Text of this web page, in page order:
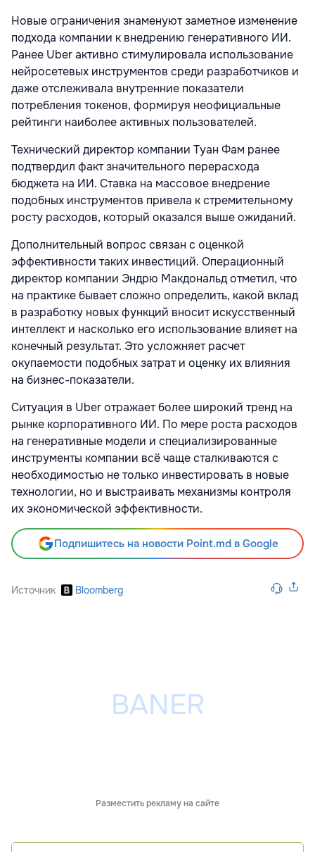
Новые ограничения знаменуют заметное изменение
подхода компании к внедрению генеративного ИИ.
Ранее Uber активно стимулировала использование
нейросетевых инструментов среди разработчиков и
даже отслеживала внутренние показатели
потребления токенов, формируя неофициальные
рейтинги наиболее активных пользователей.
Технический директор компании Туан Фам ранее
подтвердил факт значительного перерасхода
бюджета на ИИ. Ставка на массовое внедрение
подобных инструментов привела к стремительному
росту расходов, который оказался выше ожиданий.
Дополнительный вопрос связан с оценкой
эффективности таких инвестиций. Операционный
директор компании Эндрю Макдональд отметил, что
на практике бывает сложно определить, какой вклад
в разработку новых функций вносит искусственный
интеллект и насколько его использование влияет на
конечный результат. Это усложняет расчет
окупаемости подобных затрат и оценку их влияния
на бизнес-показатели.
Ситуация в Uber отражает более широкий тренд на
рынке корпоративного ИИ. По мере роста расходов
на генеративные модели и специализированные
инструменты компании всё чаще сталкиваются с
необходимостью не только инвестировать в новые
технологии, но и выстраивать механизмы контроля
их экономической эффективности.
Подпишитесь на новости Point.md в Google
Источник Bloomberg
Разместить рекламу на сайте